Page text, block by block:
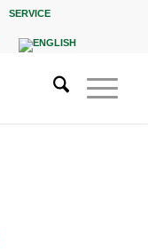
SERVICE